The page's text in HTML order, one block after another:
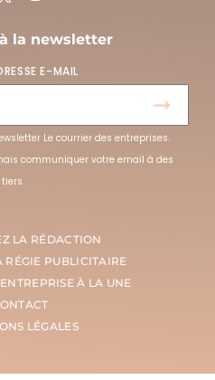
la newsletter
E-MAIL
Le courrier des entreprises.
communiquer votre email à des
tiers.
LA RÉDACTION
RÉGIE PUBLICITAIRE
À LA UNE
LÉGALES